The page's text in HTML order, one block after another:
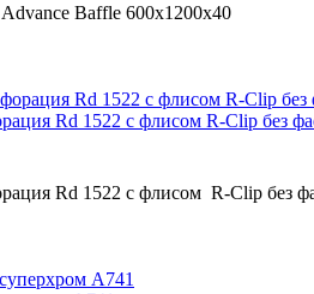
Baffle 600x1200x40
Rd 1522 с флисом R-Clip без
Rd 1522 с флисом R-Clip без